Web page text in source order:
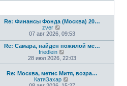
Re: Финансы Фонда (Москва) 20…
zver
е
р
е
й
т
и
п
о
07 авг 2026, 09:53
Re: Самара, найден пожилой ме…
friedlein
е
р
й
т
28 июл 2026, 22:03
Re: Москва, метис Митя, возра…
КатяЗахар